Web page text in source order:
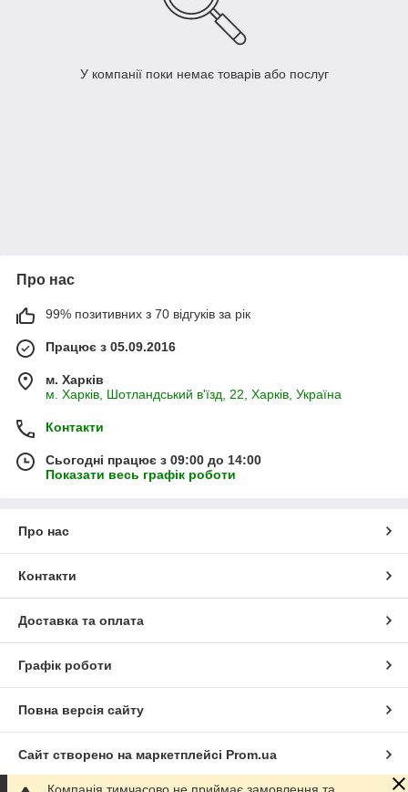
У компанії поки немає товарів або послуг
Про нас
99% позитивних з 70 відгуків за рік
Працює з 05.09.2016
м. Харків
м. Харків, Шотландський в'їзд, 22, Харків, Україна
Контакти
Сьогодні працює з 09:00 до 14:00
Показати весь графік роботи
Про нас
Контакти
Доставка та оплата
Графік роботи
Повна версія сайту
Сайт створено на маркетплейсі Prom.ua